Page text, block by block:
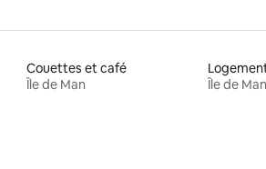
Couettes et café
Île de Man
Île de Man